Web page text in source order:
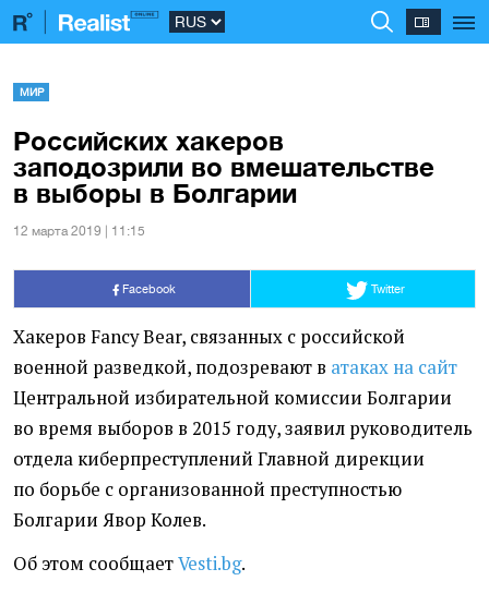
МИР
Российских хакеров
заподозрили во вмешательстве
в выборы в Болгарии
12 марта 2019 | 11:15
Facebook Twitter
Хакеров Fancy Bear, связанных с российской
военной разведкой, подозревают в атаках на сайт
Центральной избирательной комиссии Болгарии
во время выборов в 2015 году, заявил руководитель
отдела киберпреступлений Главной дирекции
по борьбе с организованной преступностью
Болгарии Явор Колев.
Об этом сообщаетVesti.bg.